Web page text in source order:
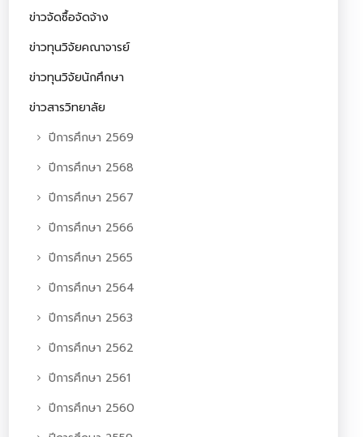
ข่าวจัดซื้อจัดจ้าง
ข่าวทุนวิจัยคณาจารย์
ข่าวทุนวิจัยนักศึกษา
ข่าวสารวิทยาลัย
ปีการศึกษา 2569
ปีการศึกษา 2568
ปีการศึกษา 2567
ปีการศึกษา 2566
ปีการศึกษา 2565
ปีการศึกษา 2564
ปีการศึกษา 2563
ปีการศึกษา 2562
ปีการศึกษา 2561
ปีการศึกษา 2560